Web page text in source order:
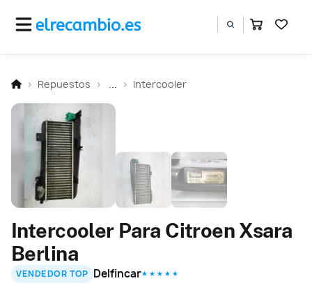
Repuestos Intercooler
Intercooler Para Citroen Xsara
Berlina
VENDEDOR TOP Delfincar★ ★ ★ ★ ★